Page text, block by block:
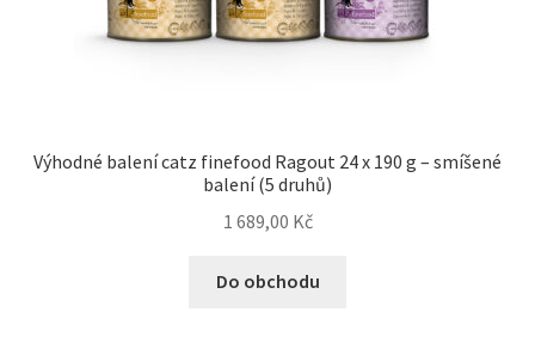
Výhodné balení catz finefood Ragout 24 x 190 g – smíšené
balení (5 druhů)
1 689,00 Kč
Do obchodu